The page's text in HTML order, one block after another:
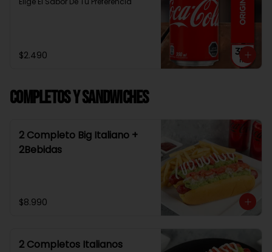
$2.490
Completos y Sandwiches
2 Completo Big Italiano +
2Bebidas
$8.990
2 Completos Italianos